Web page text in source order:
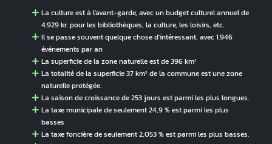
La culture est à l'avant-garde, avec un budget culturel annuel de
4.929 kr. pour les bibliothèques, la culture, les loisirs, etc.
Il se passe souvent quelque chose d'intéressant, avec 1.946
événements par an
La superficie de la zone naturelle est de 396 km²
La totalité de la superficie 37 km² de la commune est une zone
naturelle protégée.
La saison de croissance de 253 jours est parmi les plus longues.
La taxe municipale de seulement 24,9 % est parmi les plus
basses
La taxe foncière de seulement 2,053 % est parmi les plus basses.